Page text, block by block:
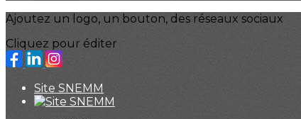
Ajoutez un logo, un bouton, des réseaux sociaux
Cliquez pour éditer
Site SNEMM